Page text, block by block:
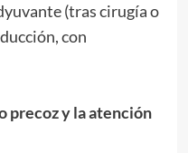
(tras cirugía o
con
precoz y la atención